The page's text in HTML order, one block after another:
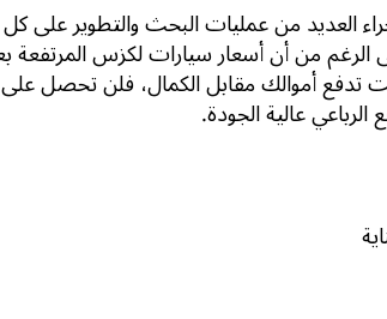
العديد من عمليات البحث والتطوير
من أن أسعار سيارات لكزس المرتفعة
تدفع أموالك مقابل الكمال، فلن تحصل
عالية الجودة.